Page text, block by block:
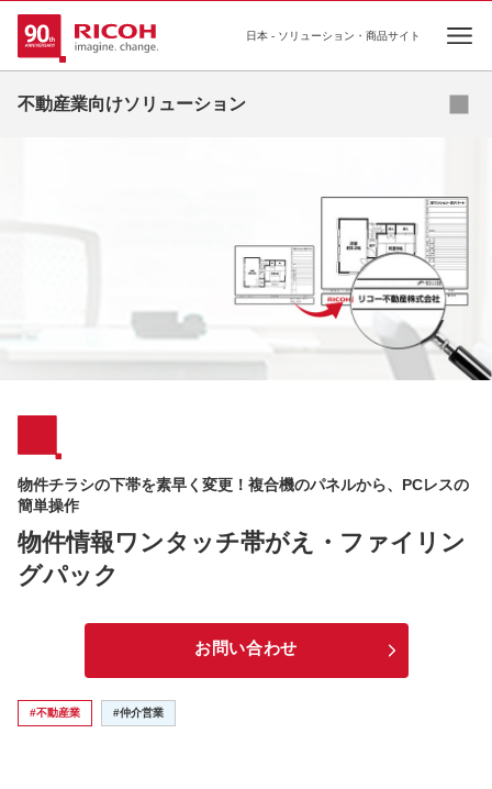
日本 - ソリューション・商品サイト
不動産業向けソリューション
補助金
物件チラシの下帯を素早く変更！複合機のパネルから、PCレスの
簡単操作
物件情報ワンタッチ帯がえ・ファイリン
グパック
お問い合わせ
#不動産業 #仲介営業